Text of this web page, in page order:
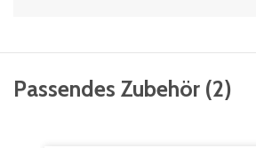
Passendes Zubehör (2)